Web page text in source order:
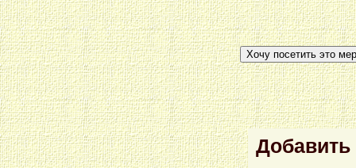
Хочу посетить это